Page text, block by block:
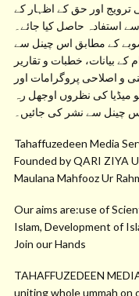
ترویج اور حق کے اظہار کے
استفادہ حاصل کیا جائے۔
کے مطابق اس چینل سے
و اصلاحی پروگرامات اور
میڈیا کی نظروں اوجھل رہ
چینل سے نشر کی جائیں۔
Tahaffuzedeen Media
Founded by QARI ZIYA
Maulana Mahfooz Ur
Our aims are:use of
Islam, Development of
Join our Hands
TAHAFFUZEDEEN
uniting whole ummah on